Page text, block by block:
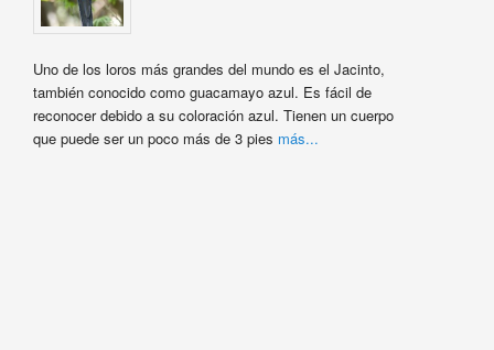
Uno de los loros más grandes del mundo es el Jacinto,
también conocido como guacamayo azul. Es fácil de
reconocer debido a su coloración azul. Tienen un cuerpo
que puede ser un poco más de 3 pies más...